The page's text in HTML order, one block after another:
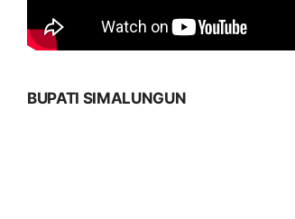
BUPATI SIMALUNGUN